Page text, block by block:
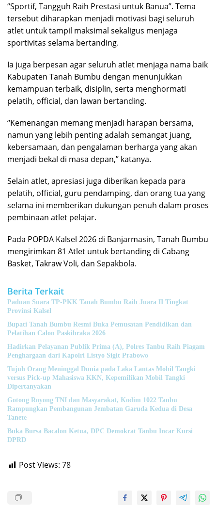
“Sportif, Tangguh Raih Prestasi untuk Banua”. Tema
tersebut diharapkan menjadi motivasi bagi seluruh
atlet untuk tampil maksimal sekaligus menjaga
sportivitas selama bertanding.
Ia juga berpesan agar seluruh atlet menjaga nama baik
Kabupaten Tanah Bumbu dengan menunjukkan
kemampuan terbaik, disiplin, serta menghormati
pelatih, official, dan lawan bertanding.
“Kemenangan memang menjadi harapan bersama,
namun yang lebih penting adalah semangat juang,
kebersamaan, dan pengalaman berharga yang akan
menjadi bekal di masa depan,” katanya.
Selain atlet, apresiasi juga diberikan kepada para
pelatih, official, guru pendamping, dan orang tua yang
selama ini memberikan dukungan penuh dalam proses
pembinaan atlet pelajar.
Pada POPDA Kalsel 2026 di Banjarmasin, Tanah Bumbu
mengirimkan 81 Atlet untuk bertanding di Cabang
Basket, Takraw Voli, dan Sepakbola.
Berita Terkait
Paduan Suara TP-PKK Tanah Bumbu Raih Juara II Tingkat
Provinsi Kalsel
Bupati Tanah Bumbu Resmi Buka Pemusatan Pendidikan dan
Pelatihan Calon Paskibraka 2026
Hadirkan Pelayanan Publik Prima (A), Polres Tanbu Raih Piagam
Penghargaan dari Kapolri Listyo Sigit Prabowo
Tujuh Orang Meninggal Dunia pada Laka Lantas Mobil Tangki
versus Pick-up Mahasiswa KKN, Kepemilikan Mobil Tangki
Dipertanyakan
Gotong Royong TNI dan Masyarakat, Kodim 1022 Tanbu
Rampungkan Pembangunan Jembatan Garuda Kedua di Desa
Tanete
Buka Bursa Bacalon Ketua, DPC Demokrat Tanbu Incar Kursi
DPRD
Post Views: 78